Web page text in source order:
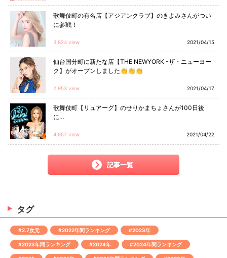
歌舞伎町の有名店【アジアンクラブ】のきよみさんがつい
に参戦！
3,824 view 2021/04/15
仙台国分町に新たな店【THE NEWYORK -ザ・ニューヨー
ク】がオープンしました👏👏👏
2,953 view 2021/04/17
歌舞伎町【リュアーグ】のせりかまちょさんが100日後
に…
4,857 view 2021/04/22
記事一覧
タグ
#2.7次元 #2022年間ランキング #2023年
#2023年間ランキング #2024年 #2024年間ランキング